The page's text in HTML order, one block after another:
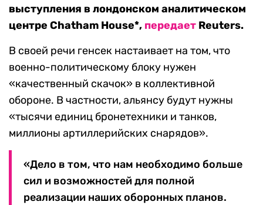
выступления в лондонском аналитическом
центре Chatham House*, передает Reuters.
В своей речи генсек настаивает на том, что
военно-политическому блоку нужен
«качественный скачок» в коллективной
обороне. В частности, альянсу будут нужны
«тысячи единиц бронетехники и танков,
миллионы артиллерийских снарядов».
«Дело в том, что нам необходимо больше
сил и возможностей для полной
реализации наших оборонных планов.